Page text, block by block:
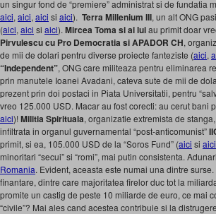
un singur fond de “premiere” administrat si de
aici, aici, aici si aici). Terra Millenium III, un alt ONG
(aici, aici si aici). Mircea Toma si ai luiau primit doar
Pirvulescu cu Pro Democratia si APADOR CH,
de mii de dolari pentru diverse proiecte fanteziste (aici,
“Independent”, ONG care militeaza pentru eliminarea
prin manutele Ioanei Avadani, cateva sute de mii de
prezent prin doi postaci in Piata Universitatii, pentru
vreo 125.000 USD. Macar au fost corecti: au cerut bani
aici)!Militia Spirituala, organizatie extremista de
infiltrata in organul guvernamental “post-anticomunist”
primit, si ea, 105.000 USD de la “Soros Fund” (aici si aici
minoritari “secui” si “romi”, mai putin consistenta.
Romania. Evident, aceasta este numai una dintre
finantare, dintre care majoritatea firelor duc tot la
promite un castig de peste 10 miliarde de euro, ce mai
“civile”? Mai ales cand acestea contribuie si la